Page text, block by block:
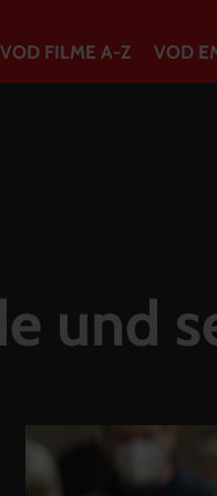
Suche
VOD FILME A-Z VOD
und